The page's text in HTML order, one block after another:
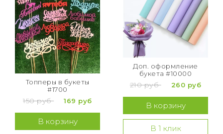
Топперы в букеты
#1700
150 руб 169 руб
В корзину
Доп. оформление
букета #10000
210 руб 260 руб
В корзину
В 1 клик